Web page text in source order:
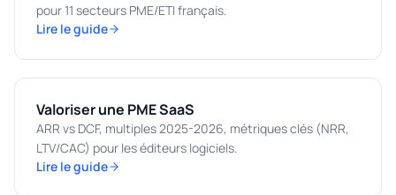
pour 11 secteurs PME/ETI français.
Lire le guide
Valoriser une PME SaaS
ARR vs DCF, multiples 2025-2026, métriques clés (NRR,
LTV/CAC) pour les éditeurs logiciels.
Lire le guide